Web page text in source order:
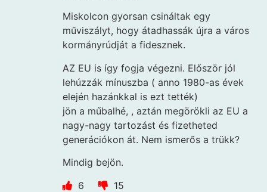
Miskolcon gyorsan csináltak egy
műviszályt, hogy átadhassák újra a város
kormányrúdját a fidesznek.
AZ EU is így fogja végezni. Először jól
lehúzzák mínuszba ( anno 1980-as évek
elején hazánkkal is ezt tették)
jön a műbalhé, , aztán megörökli az EU a
nagy-nagy tartozást és fizetheted
generációkon át. Nem ismerős a trükk?
Mindig bejön.
6
15